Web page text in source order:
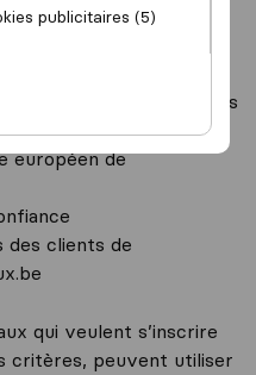
publicitaires (5)
avec de préférence des
européen de
des clients de
qui veulent s’inscrire
critères, peuvent utiliser